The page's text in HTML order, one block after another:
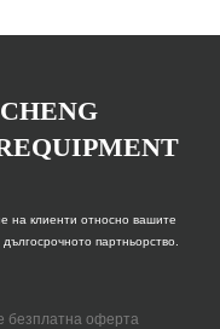
на клиенти относно вашите
партньорство.
безплатна оферта